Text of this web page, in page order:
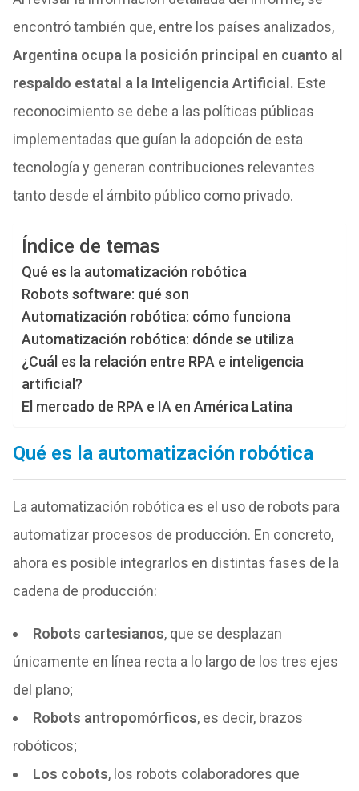
encontró también que, entre los países analizados,
Argentina ocupa la posición principal en cuanto al
respaldo estatal a la Inteligencia Artificial. Este
reconocimiento se debe a las políticas públicas
implementadas que guían la adopción de esta
tecnología y generan contribuciones relevantes
tanto desde el ámbito público como privado.
Índice de temas
Qué es la automatización robótica
Robots software: qué son
Automatización robótica: cómo funciona
Automatización robótica: dónde se utiliza
¿Cuál es la relación entre RPA e inteligencia
artificial?
El mercado de RPA e IA en América Latina
Qué es la automatización robótica
La automatización robótica es el uso de robots para
automatizar procesos de producción. En concreto,
ahora es posible integrarlos en distintas fases de la
cadena de producción:
Robots cartesianos, que se desplazan
únicamente en línea recta a lo largo de los tres ejes
del plano;
Robots antropomórficos, es decir, brazos
robóticos;
Los cobots, los robots colaboradores que